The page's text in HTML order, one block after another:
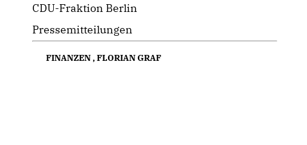
CDU-Fraktion Berlin
Pressemitteilungen
FINANZEN,FLORIAN GRAF